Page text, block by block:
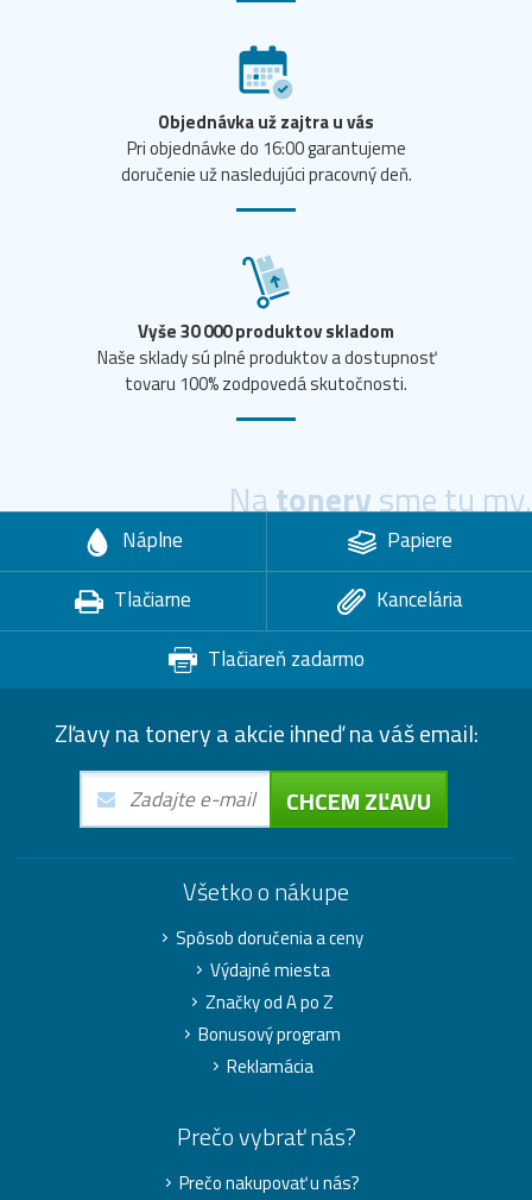
Objednávka už zajtra u vás
Pri objednávke do 16:00 garantujeme
doručenie už nasledujúci pracovný deň.
Vyše 30 000 produktov skladom
Naše sklady sú plné produktov a dostupnosť
tovaru 100% zodpovedá skutočnosti.
Natonerysme tu my.
Náplne
Papiere
Tlačiarne
Kancelária
Tlačiareň zadarmo
Zľavy na tonery a akcie ihneď na váš email:
CHCEM ZĽAVU
Všetko o nákupe
Spôsob doručenia a ceny
Výdajné miesta
Značky od A po Z
Bonusový program
Reklamácia
Prečo vybrať nás?
Prečo nakupovať u nás?